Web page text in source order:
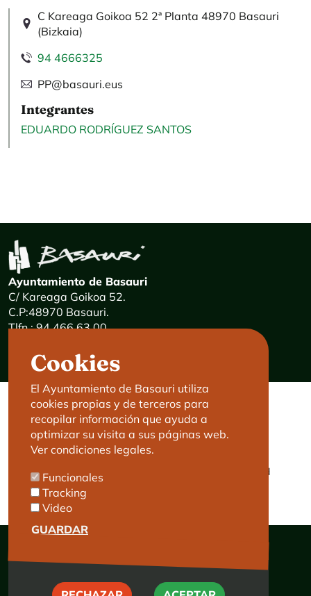
C Kareaga Goikoa 52 2ª Planta 48970 Basauri
(Bizkaia)
94 4666325
PP@basauri.eus
Integrantes
EDUARDO RODRÍGUEZ SANTOS
Cookies
El Ayuntamiento de Basauri utiliza
cookies propias y de terceros para
recopilar información que ayuda a
optimizar su visita a sus páginas web.
Ver condiciones legales.
Funcionales
Tracking
Video
GUARDAR
RECHAZAR
Ayuntamiento de Basauri
C/ Kareaga Goikoa 52.
C.P:48970 Basauri.
Tlfn.: 94 466 63 00
E-mail: haz@basauri.eus
CONTACTO
Basauri le atiende
Cita previa
LEGAL
Aviso legal
Política de privacidad